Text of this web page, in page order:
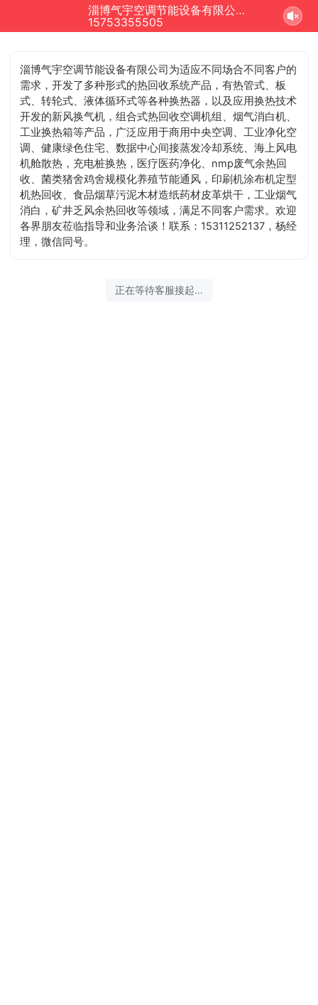
淄博气宇空调节能设备有限公司正在为您服务
15753355505
淄博气宇空调节能设备有限公司为适应不同场合不同客户的
需求，开发了多种形式的热回收系统产品，有热管式、板
式、转轮式、液体循环式等各种换热器，以及应用换热技术
开发的新风换气机，组合式热回收空调机组、烟气消白机、
工业换热箱等产品，广泛应用于商用中央空调、工业净化空
调、健康绿色住宅、数据中心间接蒸发冷却系统、海上风电
机舱散热，充电桩换热，医疗医药净化、nmp废气余热回
收、菌类猪舍鸡舍规模化养殖节能通风，印刷机涂布机定型
机热回收、食品烟草污泥木材造纸药材皮革烘干，工业烟气
消白，矿井乏风余热回收等领域，满足不同客户需求。欢迎
各界朋友莅临指导和业务洽谈！联系：15311252137，杨经
理，微信同号。
正在等待客服接起...